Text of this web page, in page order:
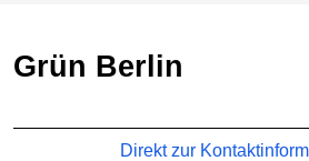
Grün Berlin
Direkt zur